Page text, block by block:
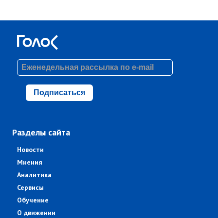
Подписаться
Разделы сайта
Новости
Мнения
Аналитика
Сервисы
Обучение
О движении